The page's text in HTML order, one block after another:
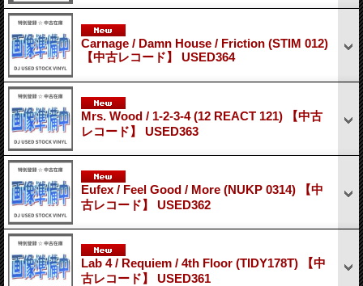
Carnage / Damn House / Friction (STIM 012)
【中古レコード】 USED364
Mrs. Wood / 1-2-3-4 (12 REACT 121) 【中古
レコード】 USED363
Eufex / Feel Good / More (NUKP 0314) 【中
古レコード】 USED362
Lab 4 / Requiem / 4th Floor (TIDY178T) 【中
古レコード】 USED361